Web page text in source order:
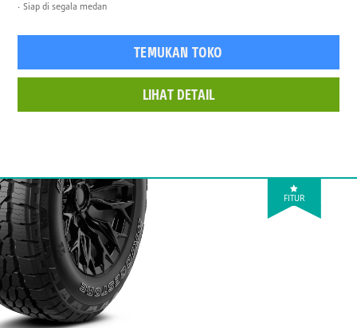
Siap di segala medan
TEMUKAN TOKO
LIHAT DETAIL
FITUR